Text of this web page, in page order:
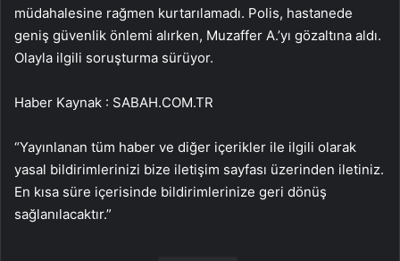
müdahalesine rağmen kurtarılamadı. Polis, hastanede
geniş güvenlik önlemi alırken, Muzaffer A.’yı gözaltına aldı.
Olayla ilgili soruşturma sürüyor.
Haber Kaynak : SABAH.COM.TR
“Yayınlanan tüm haber ve diğer içerikler ile ilgili olarak
yasal bildirimlerinizi bize iletişim sayfası üzerinden iletiniz.
En kısa süre içerisinde bildirimlerinize geri dönüş
sağlanılacaktır.”